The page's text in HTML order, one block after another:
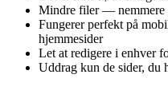
Mindre filer — nemmere
Fungerer perfekt på
hjemmesider
Let at redigere i enhver
Uddrag kun de sider, du